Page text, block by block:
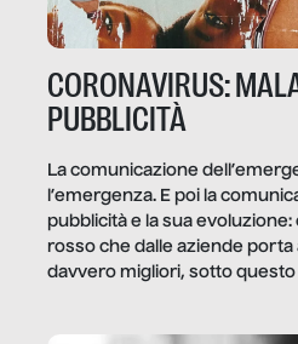
CORONAVIRUS:
PUBBLICITÀ
La comunicazione
l’emergenza. E poi la
pubblicità e la sua evoluzione:
rosso che dalle aziende porta
davvero migliori, sotto questo